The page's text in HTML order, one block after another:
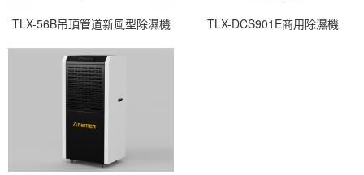
TLX-56B吊頂管道新風型除濕機 TLX-DCS901E商用除濕機